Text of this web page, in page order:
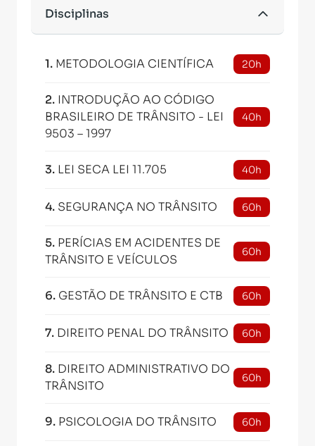
Disciplinas
1. METODOLOGIA CIENTÍFICA 20h
2. INTRODUÇÃO AO CÓDIGO
BRASILEIRO DE TRÂNSITO - LEI
9503 – 1997
40h
3. LEI SECA LEI 11.705 40h
4. SEGURANÇA NO TRÂNSITO 60h
5. PERÍCIAS EM ACIDENTES DE
TRÂNSITO E VEÍCULOS
60h
6. GESTÃO DE TRÂNSITO E CTB 60h
7. DIREITO PENAL DO TRÂNSITO 60h
8. DIREITO ADMINISTRATIVO DO
TRÂNSITO
60h
9. PSICOLOGIA DO TRÂNSITO 60h